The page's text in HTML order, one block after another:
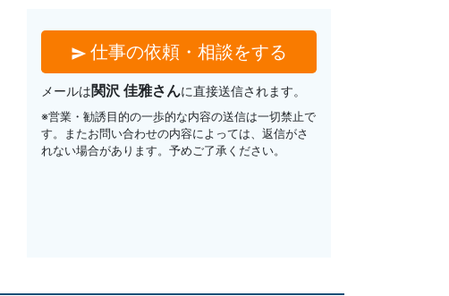
send 仕事の依頼・相談をする
メールは関沢 佳雅さんに直接送信されます。
※営業・勧誘目的の一歩的な内容の送信は一切禁止で
す。またお問い合わせの内容によっては、返信がさ
れない場合があります。予めご了承ください。